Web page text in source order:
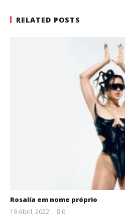
RELATED POSTS
Rosalía em nome próprio
19 Abril, 2022
0